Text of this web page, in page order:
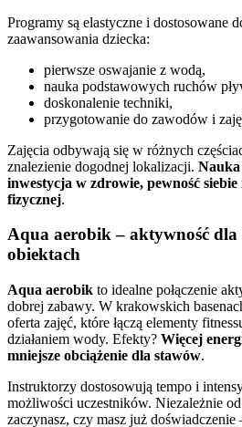
Programy są elastyczne i dostosowane
zaawansowania dziecka:
pierwsze oswajanie z wodą,
nauka podstawowych ruchów
doskonalenie techniki,
przygotowanie do zawodów i
Zajęcia odbywają się w różnych
znalezienie dogodnej lokalizacji.
inwestycja w zdrowie, pewność
fizycznej.
Aqua aerobik – aktywność dla
obiektach
Aqua aerobik to idealne połączenie
dobrej zabawy. W krakowskich
oferta zajęć, które łączą elementy
działaniem wody. Efekty? Więcej
mniejsze obciążenie dla stawów.
Instruktorzy dostosowują tempo i
możliwości uczestników. Niezależnie
zaczynasz, czy masz już doświadczenie